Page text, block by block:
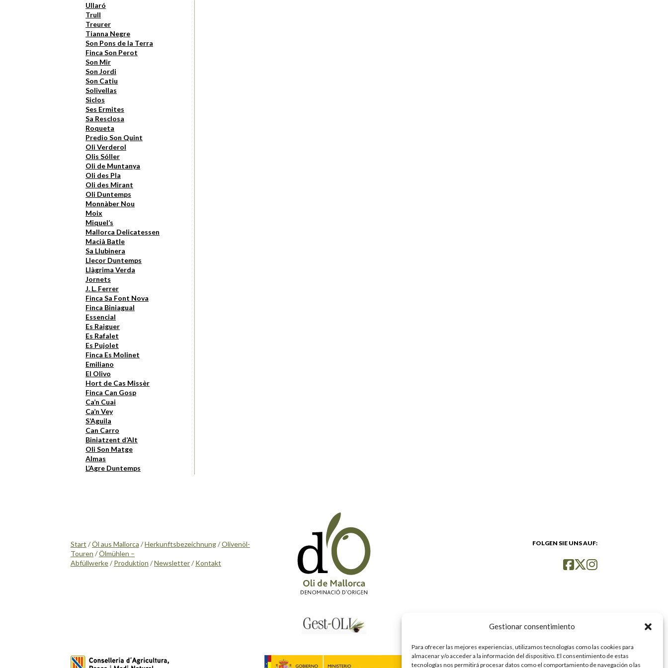
Gestionar consentimiento
Para ofrecer las mejores experiencias, utilizamos tecnologías como las cookies para
almacenar y/o acceder a la información del dispositivo. El consentimiento de estas
tecnologías nos permitirá procesar datos como el comportamiento de navegación o las
Ullaró
Trull
Treurer
Tianna Negre
Son Pons de la Terra
Finca Son Perot
Son Mir
Son Jordi
Son Catiu
Solivellas
Siclos
Ses Ermites
Sa Resclosa
Roqueta
Predio Son Quint
Oli Verderol
Olis Sóller
Oli de Muntanya
Oli des Pla
Oli des Mirant
Oli Duntemps
Monnàber Nou
Moix
Miquel’s
Mallorca Delicatessen
Macià Batle
Sa Llubinera
Llecor Duntemps
Llàgrima Verda
Jornets
J. L. Ferrer
Finca Sa Font Nova
Finca Biniagual
Essencial
Es Raiguer
Es Rafalet
Es Pujolet
Finca Es Molinet
Emiliano
El Olivo
Hort de Cas Missèr
Finca Can Gosp
Ca’n Cuai
Ca’n Vey
S’Aguila
Can Carro
Biniatzent d’Alt
Oli Son Matge
Almas
L’Agre Duntemps
Start /Öl aus Mallorca /Herkunftsbezeichnung/Olivenöl-
Touren /Ölmühlen –
Abfüllwerke/ Produktion /Newsletter/ Kontakt
FOLGEN SIE UNS AUF: